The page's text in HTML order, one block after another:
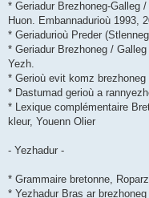
* Geriadur Brezhoneg-Galleg
Huon. Embannadurioù 1993,
* Geriadurioù Preder
* Geriadur Brezhoneg /
Yezh.
* Gerioù evit komz
* Dastumad gerioù a
* Lexique complémentaire
kleur, Youenn Olier
- Yezhadur -
* Grammaire bretonne,
* Yezhadur Bras ar